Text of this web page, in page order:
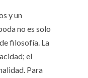
y un
no es solo
filosofía. La
el
Para